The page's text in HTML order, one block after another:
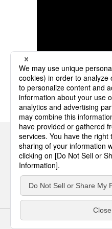
サイトのご利用にあたって